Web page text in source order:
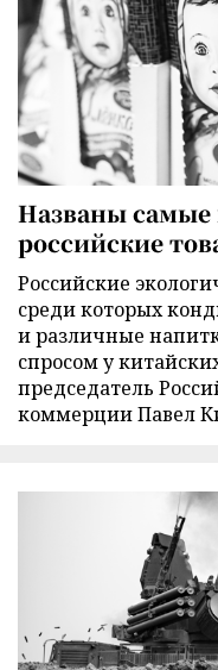
Названы
российские
Российские
среди которых
и различные
спросом у
председатель
коммерции Павел